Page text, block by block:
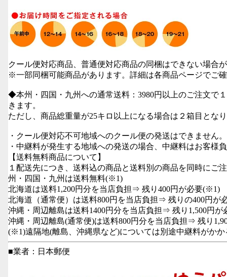
クール便対応商品、普通便対応商品の同梱はできない場合
※一部同梱可能商品があります。詳細は各商品ページでご
◆本州・四国・九州への通常送料：3980円以上のご注文で
きます。
ただし、商品総重量が25キロ以上になる場合は２箱目とな
・クール便対応不可地域へのクール便の発送はできません。
・中継料が発生する地域への発送の場合、中継料はお客様
【送料無料商品について】
１配送先につき、送料込の商品と送料別の商品を同時にご
州・四国・九州は送料無料(※1)
北海道は送料1,200円分を当店負担⇒ 残り400円が必要(※1)
北海道（通常便）は送料800円を当店負担⇒ 残りの400円が
沖縄・周辺離島は送料1400円分を当店負担⇒ 残り1,500円
沖縄・周辺離島(通常便)は送料800円分を当店負担⇒ 残り
(※1)遠隔地(離島、沖縄県など)については別途中継料がか
■業者：日本郵便